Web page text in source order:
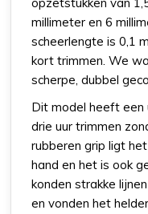
opzetstukken van
millimeter en 6
scheerlengte is 0,1
kort trimmen. We
scherpe, dubbel
Dit model heeft
drie uur trimmen
rubberen grip ligt
hand en het is ook
konden strakke
en vonden het